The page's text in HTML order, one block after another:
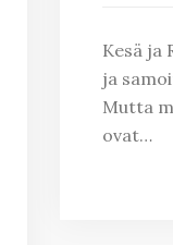
Kesä ja
ja
Mutta
ovat…